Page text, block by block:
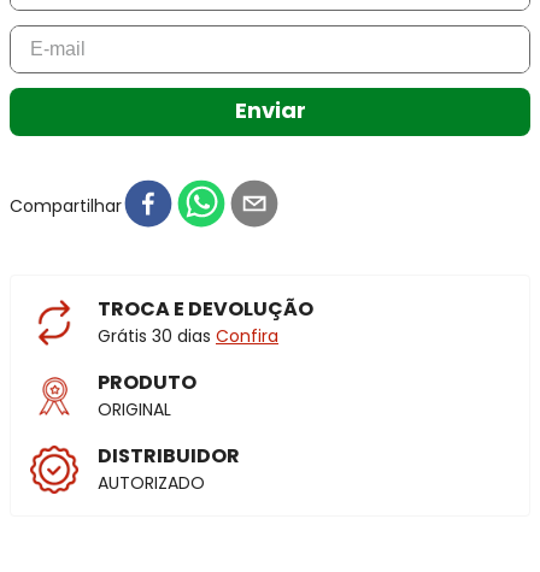
Enviar
Compartilhar
TROCA E DEVOLUÇÃO
Grátis 30 dias Confira
PRODUTO
ORIGINAL
DISTRIBUIDOR
AUTORIZADO